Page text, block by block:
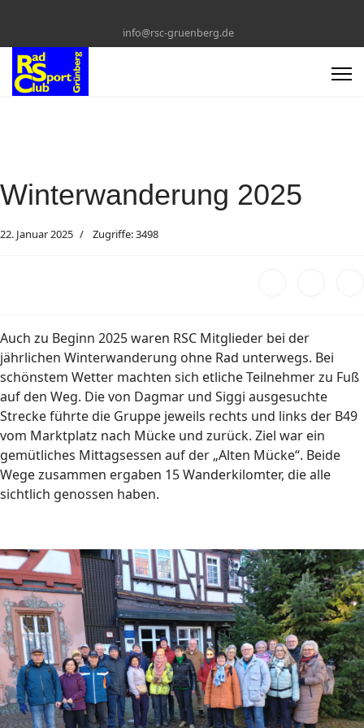
info@rsc-gruenberg.de
Winterwanderung 2025
22. Januar 2025 Zugriffe: 3498
Auch zu Beginn 2025 waren RSC Mitglieder bei der
jährlichen Winterwanderung ohne Rad unterwegs. Bei
schönstem Wetter machten sich etliche Teilnehmer zu Fuß
auf den Weg. Die von Dagmar und Siggi ausgesuchte
Strecke führte die Gruppe jeweils rechts und links der B49
vom Marktplatz nach Mücke und zurück. Ziel war ein
gemütliches Mittagsessen auf der „Alten Mücke“. Beide
Wege zusammen ergaben 15 Wanderkilomter, die alle
sichtlich genossen haben.